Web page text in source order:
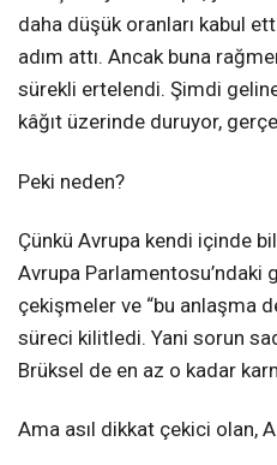
daha düşük oranları kabul
adım attı. Ancak buna
sürekli ertelendi. Şimdi
kâğıt üzerinde duruyor,
Peki neden?
Çünkü Avrupa kendi içinde
Avrupa Parlamentosu’ndaki
çekişmeler ve “bu anlaşma
süreci kilitledi. Yani sorun
Brüksel de en az o kadar
Ama asıl dikkat çekici olan,